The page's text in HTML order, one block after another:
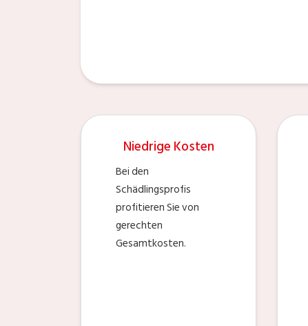
Niedrige Kosten
Bei den
Schädlingsprofis
profitieren Sie von
gerechten
Gesamtkosten.